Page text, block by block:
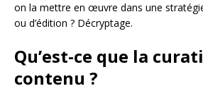
on la mettre en œuvre dans une
ou d’édition ? Décryptage.
Qu’est-ce que la
contenu ?